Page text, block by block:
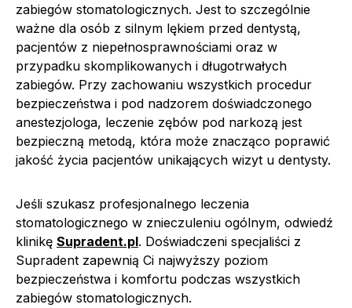
zabiegów stomatologicznych. Jest to szczególnie
ważne dla osób z silnym lękiem przed dentystą,
pacjentów z niepełnosprawnościami oraz w
przypadku skomplikowanych i długotrwałych
zabiegów. Przy zachowaniu wszystkich procedur
bezpieczeństwa i pod nadzorem doświadczonego
anestezjologa, leczenie zębów pod narkozą jest
bezpieczną metodą, która może znacząco poprawić
jakość życia pacjentów unikających wizyt u dentysty.
Jeśli szukasz profesjonalnego leczenia
stomatologicznego w znieczuleniu ogólnym, odwiedź
klinikę Supradent.pl. Doświadczeni specjaliści z
Supradent zapewnią Ci najwyższy poziom
bezpieczeństwa i komfortu podczas wszystkich
zabiegów stomatologicznych.